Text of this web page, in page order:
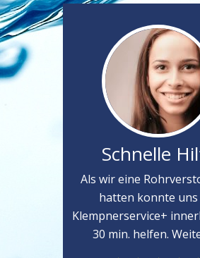
Schnelle
Als wir eine
hatten konnte uns
Klempnerservice+
30 min. helfen.